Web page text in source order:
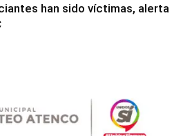
han sido víctimas, alerta